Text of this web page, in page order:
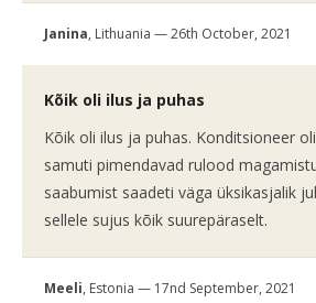
Janina, Lithuania — 26th October, 2021
Kõik oli ilus ja puhas
Kõik oli ilus ja puhas. Konditsioneer
samuti pimendavad rulood
saabumist saadeti väga üksikasjalik
sellele sujus kõik suurepäraselt.
Meeli, Estonia — 17nd September, 2021